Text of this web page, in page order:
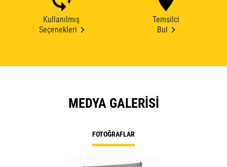
Kullanılmış
Seçenekleri
Temsilci
Bul
MEDYA GALERISI
FOTOĞRAFLAR